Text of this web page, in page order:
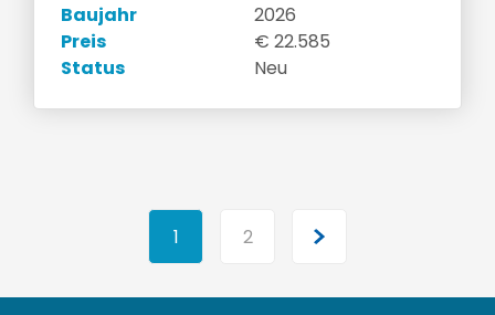
Baujahr
2026
Preis
€ 22.585
Status
Neu
1 2